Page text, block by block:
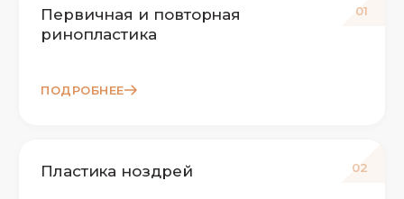
01
Первичная и повторная
ринопластика
ПОДРОБНЕЕ
02
Пластика ноздрей